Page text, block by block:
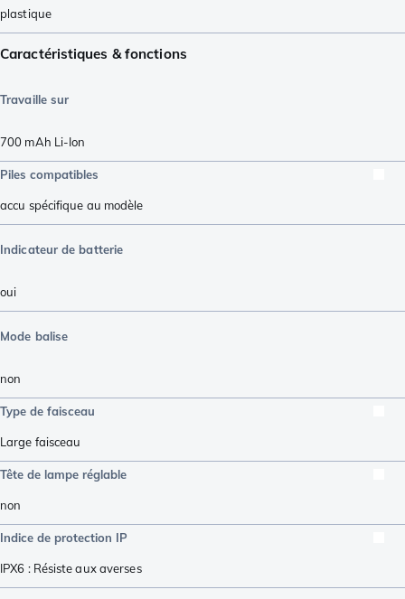
plastique
Caractéristiques & fonctions
Travaille sur
700 mAh Li-Ion
Piles compatibles
accu spécifique au modèle
Indicateur de batterie
oui
Mode balise
non
Type de faisceau
Large faisceau
Tête de lampe réglable
non
Indice de protection IP
IPX6 : Résiste aux averses